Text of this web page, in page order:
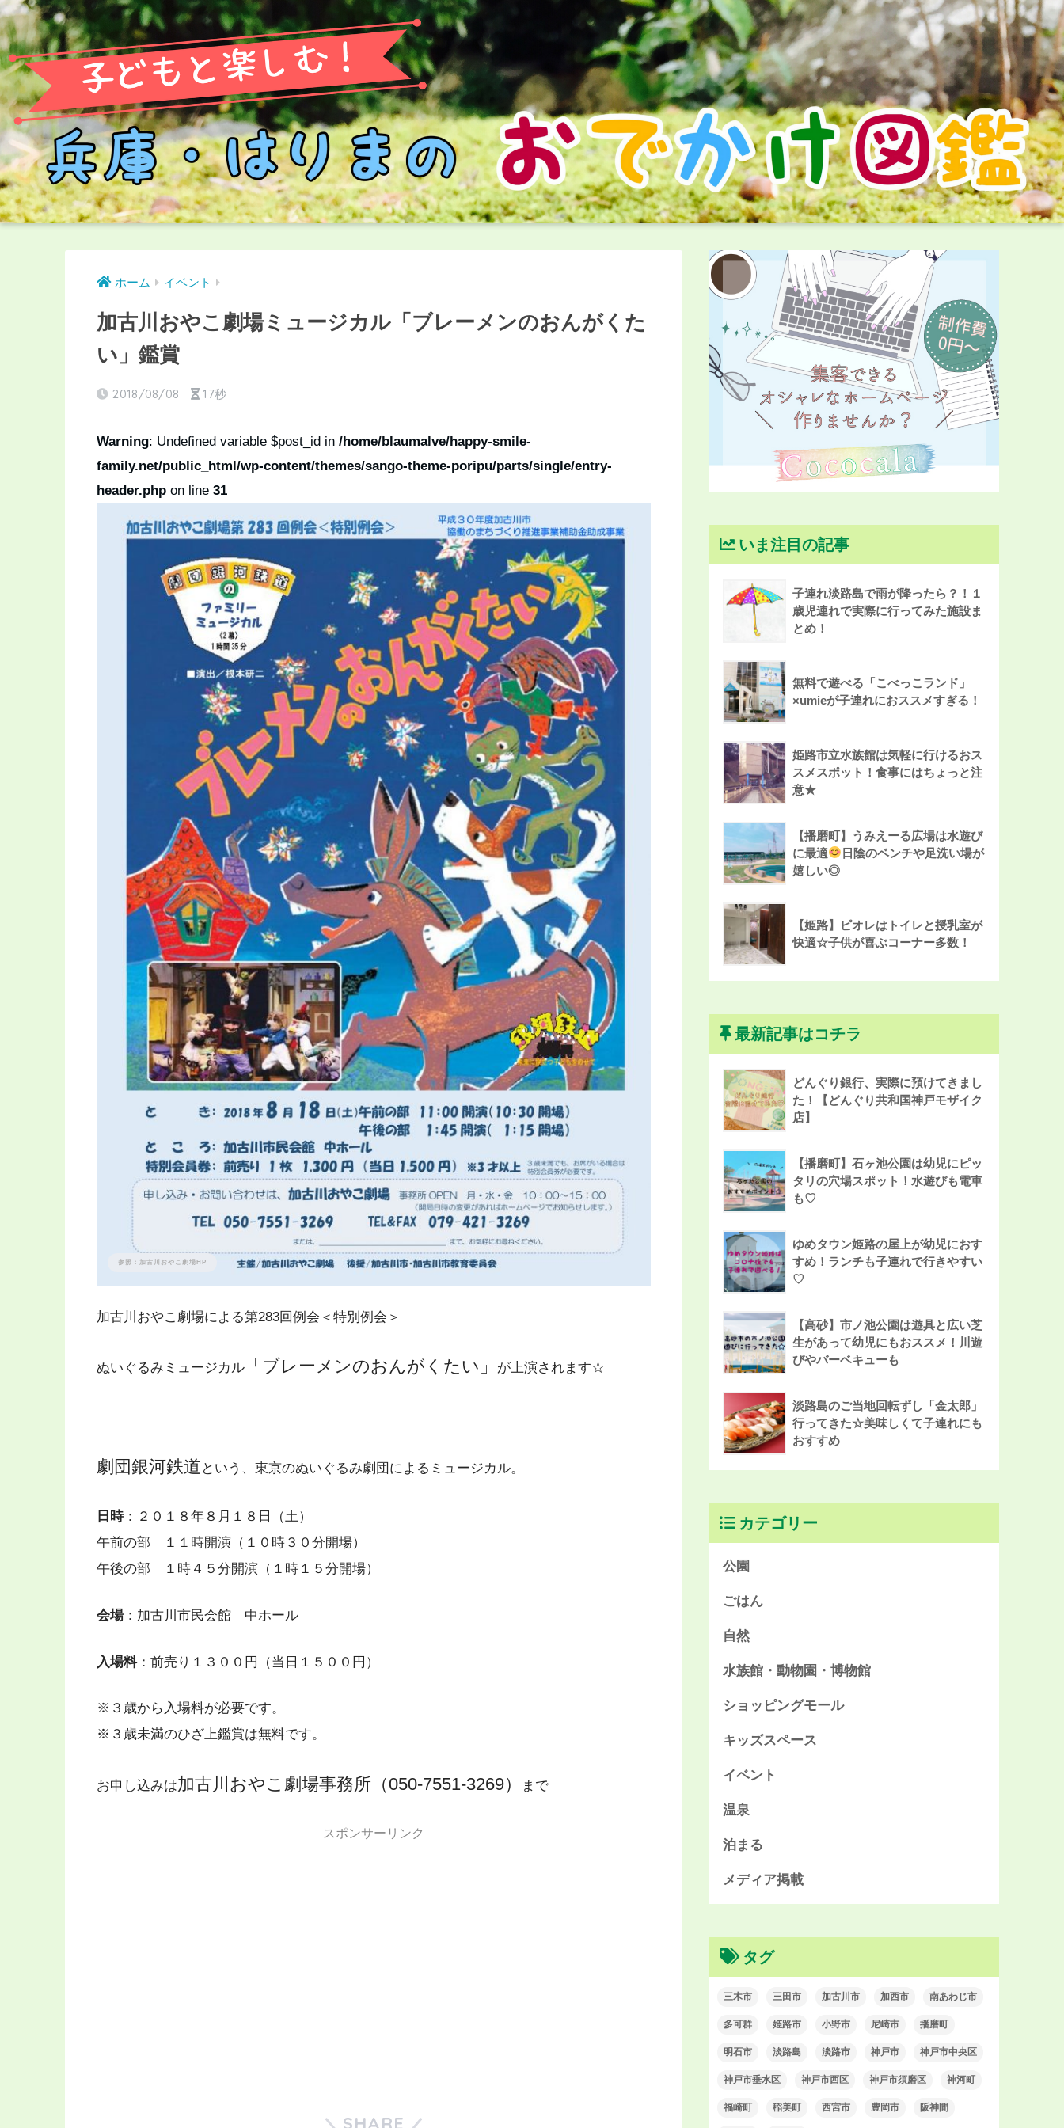
ホーム イベント
加古川おやこ劇場ミュージカル「ブレーメンのおんがくた
い」鑑賞
2018/08/08 17秒
Warning: Undefined variable $post_id in /home/blaumalve/happy-smile-
family.net/public_html/wp-content/themes/sango-theme-poripu/parts/single/entry-
header.php on line 31
参照：加古川おやこ劇場HP
加古川おやこ劇場による第283回例会＜特別例会＞
ぬいぐるみミュージカル 「ブレーメンのおんがくたい」 が上演されます☆
劇団銀河鉄道 という、東京のぬいぐるみ劇団によるミュージカル。
日時：２０１８年８月１８日（土）
午前の部 １１時開演（１０時３０分開場）
午後の部 １時４５分開演（１時１５分開場）
会場：加古川市民会館 中ホール
入場料：前売り１３００円（当日１５００円）
※３歳から入場料が必要です。
※３歳未満のひざ上鑑賞は無料です。
お申し込みは加古川おやこ劇場事務所（050-7551-3269） まで
スポンサーリンク
SHARE
いま注目の記事
子連れ淡路島で雨が降ったら？！１
歳児連れで実際に行ってみた施設ま
とめ！
無料で遊べる「こべっこランド」
×umieが子連れにおススメすぎる！
姫路市立水族館は気軽に行けるおス
スメスポット！食事にはちょっと注
意★
【播磨町】うみえーる広場は水遊び
に最適
日陰のベンチや足洗い場が
嬉しい◎
【姫路】ピオレはトイレと授乳室が
快適☆子供が喜ぶコーナー多数！
最新記事はコチラ
どんぐり銀行、実際に預けてきまし
た！【どんぐり共和国神戸モザイク
店】
【播磨町】石ヶ池公園は幼児にピッ
タリの穴場スポット！水遊びも電車
も♡
ゆめタウン姫路の屋上が幼児におす
すめ！ランチも子連れで行きやすい
♡
【高砂】市ノ池公園は遊具と広い芝
生があって幼児にもおススメ！川遊
びやバーベキューも
淡路島のご当地回転ずし「金太郎」
行ってきた☆美味しくて子連れにも
おすすめ
カテゴリー
公園
ごはん
自然
水族館・動物園・博物館
ショッピングモール
キッズスペース
イベント
温泉
泊まる
メディア掲載
タグ
三木市 三田市 加古川市 加西市 南あわじ市
多可群 姫路市 小野市 尼崎市 播磨町
明石市 淡路島 淡路市 神戸市 神戸市中央区
神戸市垂水区 神戸市西区 神戸市須磨区 神河町
福崎町 稲美町 西宮市 豊岡市 阪神間